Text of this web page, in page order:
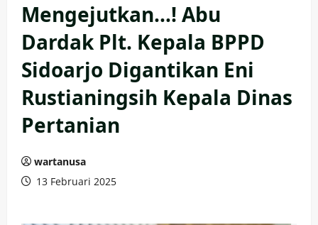
Mengejutkan…! Abu
Dardak Plt. Kepala BPPD
Sidoarjo Digantikan Eni
Rustianingsih Kepala Dinas
Pertanian
wartanusa
13 Februari 2025